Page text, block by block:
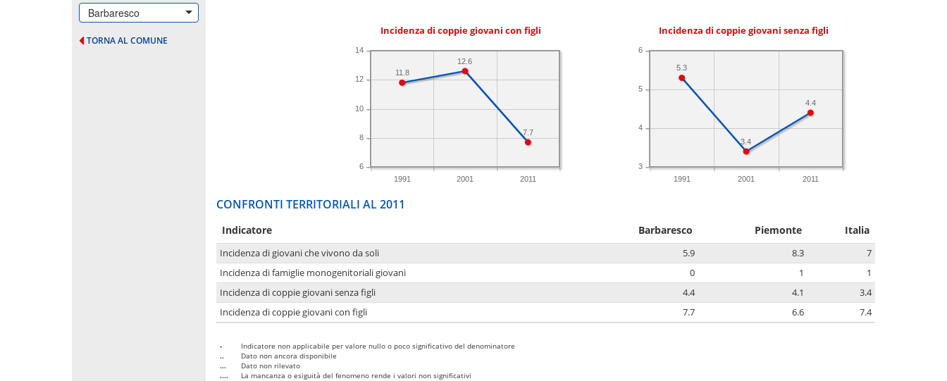
Barbaresco
TORNA AL COMUNE
Incidenza di coppie giovani con figli
1991 2001 2011
6
8
10
12
14
7.7
12.6
11.8
Incidenza di coppie giovani senza figli
1991 2001 2011
3
4
5
6
4.4
3.4
5.3
CONFRONTI TERRITORIALI AL 2011
Indicatore Barbaresco Piemonte Italia
Incidenza di giovani che vivono da soli 5.9 8.3
7
Incidenza di famiglie monogenitoriali giovani
0 1
1
Incidenza di coppie giovani senza figli
4.4 4.1
3.4
Incidenza di coppie giovani con figli
7.7 6.6 7.4
-
Indicatore non applicabile per valore nullo o poco significativo del denominatore
..
Dato non ancora disponibile
...
Dato non rilevato
....
La mancanza o esiguità del fenomeno rende i valori non significativi